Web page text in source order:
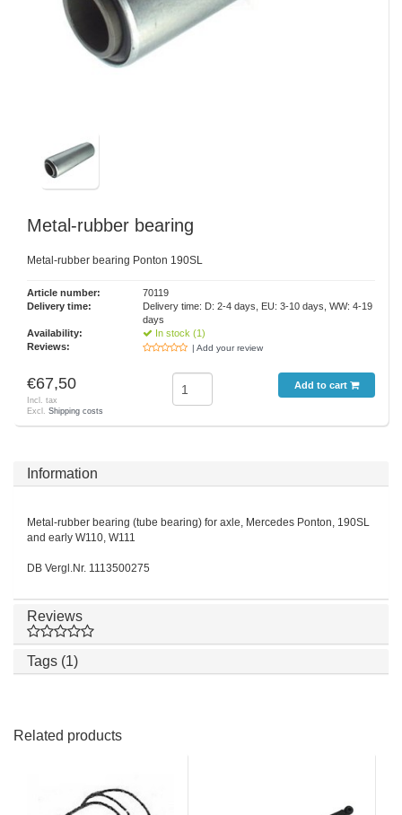
Metal-rubber bearing
Metal-rubber bearing Ponton 190SL
Article number:
70119
Delivery time:
Delivery time: D: 2-4 days, EU: 3-10 days, WW: 4-19
days
Availability:
In stock (1)
Reviews:
| Add your review
€67,50
Incl. tax
Excl. Shipping costs
Add to cart
Information
Metal-rubber bearing (tube bearing) for axle, Mercedes Ponton, 190SL
and early W110, W111
DB Vergl.Nr. 1113500275
Reviews
Tags (1)
Related products